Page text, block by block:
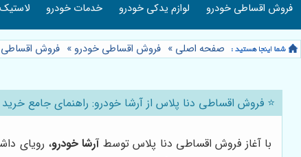
فروش اقساطی خودرو لوازم یدکی خودرو خدمات خودرو لاستیک
صفحه اصلی » فروش اقساطی خودرو » فروش اقساطی
⭐️ فروش اقساطی دنا پلاس از آرشا خودرو: راهنمای جامع
با آغاز فروش اقساطی دنا پلاس توسطآرشا خودرو، رویای